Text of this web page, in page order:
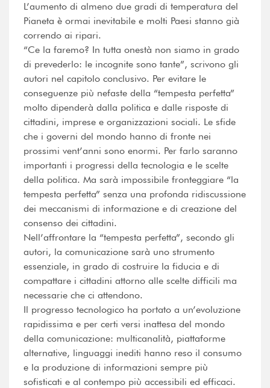
L’aumento di almeno due gradi di temperatura del
Pianeta è ormai inevitabile e molti Paesi stanno già
correndo ai ripari.
“Ce la faremo? In tutta onestà non siamo in grado
di prevederlo: le incognite sono tante”, scrivono gli
autori nel capitolo conclusivo. Per evitare le
conseguenze più nefaste della “tempesta perfetta”
molto dipenderà dalla politica e dalle risposte di
cittadini, imprese e organizzazioni sociali. Le sfide
che i governi del mondo hanno di fronte nei
prossimi vent’anni sono enormi. Per farlo saranno
importanti i progressi della tecnologia e le scelte
della politica. Ma sarà impossibile fronteggiare “la
tempesta perfetta” senza una profonda ridiscussione
dei meccanismi di informazione e di creazione del
consenso dei cittadini.
Nell’affrontare la “tempesta perfetta”, secondo gli
autori, la comunicazione sarà uno strumento
essenziale, in grado di costruire la fiducia e di
compattare i cittadini attorno alle scelte difficili ma
necessarie che ci attendono.
Il progresso tecnologico ha portato a un’evoluzione
rapidissima e per certi versi inattesa del mondo
della comunicazione: multicanalità, piattaforme
alternative, linguaggi inediti hanno reso il consumo
e la produzione di informazioni sempre più
sofisticati e al contempo più accessibili ed efficaci.